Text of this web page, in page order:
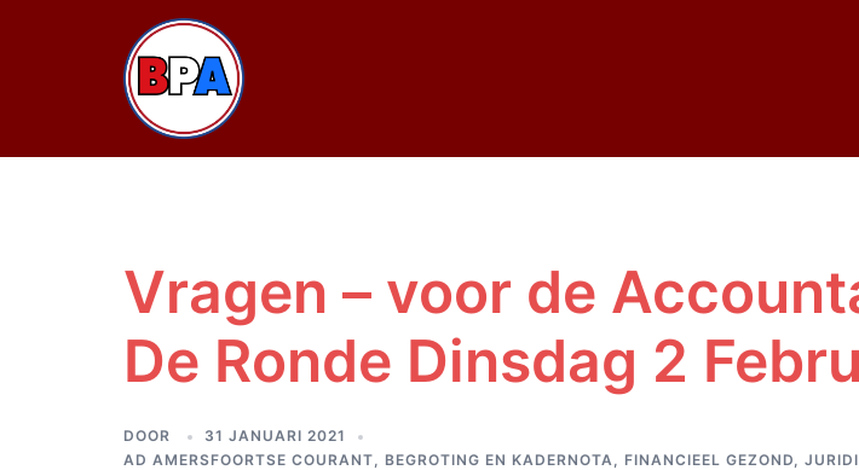
Vragen – voor de
De Ronde Dinsdag 2
DOOR
31 JANUARI 2021
AD AMERSFOORTSE COURANT, BEGROTING EN KADERNOTA, FINANCIEEL GEZOND,